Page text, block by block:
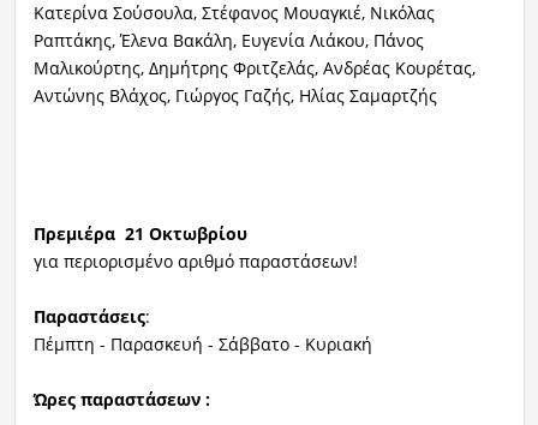
Κατερίνα Σούσουλα, Στέφανος Μουαγκιέ, Νικόλας
Ραπτάκης, Έλενα Βακάλη, Ευγενία Λιάκου, Πάνος
Μαλικούρτης, Δημήτρης Φριτζελάς, Ανδρέας Κουρέτας,
Αντώνης Βλάχος, Γιώργος Γαζής, Ηλίας Σαμαρτζής
Πρεμιέρα 21 Οκτωβρίου
για περιορισμένο αριθμό παραστάσεων!
Παραστάσεις:
Πέμπτη - Παρασκευή - Σάββατο - Κυριακή
Ώρες παραστάσεων :